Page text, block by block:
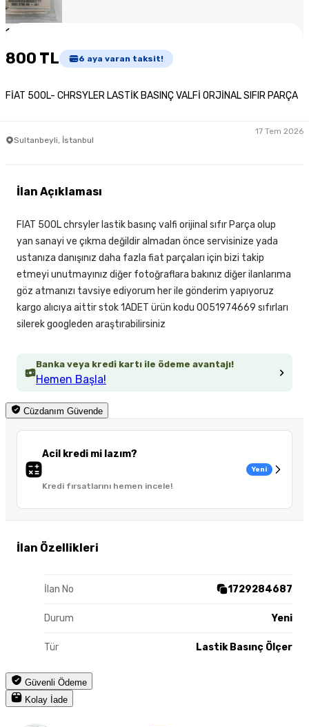
1
800 TL 6 aya varan taksit!
FİAT 500L- CHRSYLER LASTİK BASINÇ VALFİ ORJİNAL SIFIR PARÇA
Sultanbeyli, İstanbul
17 Tem 2026
Banka veya kredi kartı ile ödeme avantajı!
Hemen Başla!
Cüzdanım Güvende
Acil kredi mi lazım?
Kredi fırsatlarını hemen incele!
Yeni
İlan Özellikleri
İlan No 1729284687
Durum Yeni
Tür Lastik Basınç Ölçer
Güvenli Ödeme
Kolay İade
İlan Açıklaması
FIAT 500L chrsyler lastik basınç valfi orijinal sıfır Parça olup
yan sanayi ve çıkma değildir almadan önce servisinize yada
ustanıza danışınız daha fazla fiat parçaları için bizi takip
etmeyi unutmayınız diğer fotoğraflara bakınız diğer ilanlarıma
göz atmanızı tavsiye ediyorum her ile gönderim yapıyoruz
kargo alıcıya aittir stok 1ADET ürün kodu 0051974669 sıfırları
silerek googleden araştırabilirsiniz